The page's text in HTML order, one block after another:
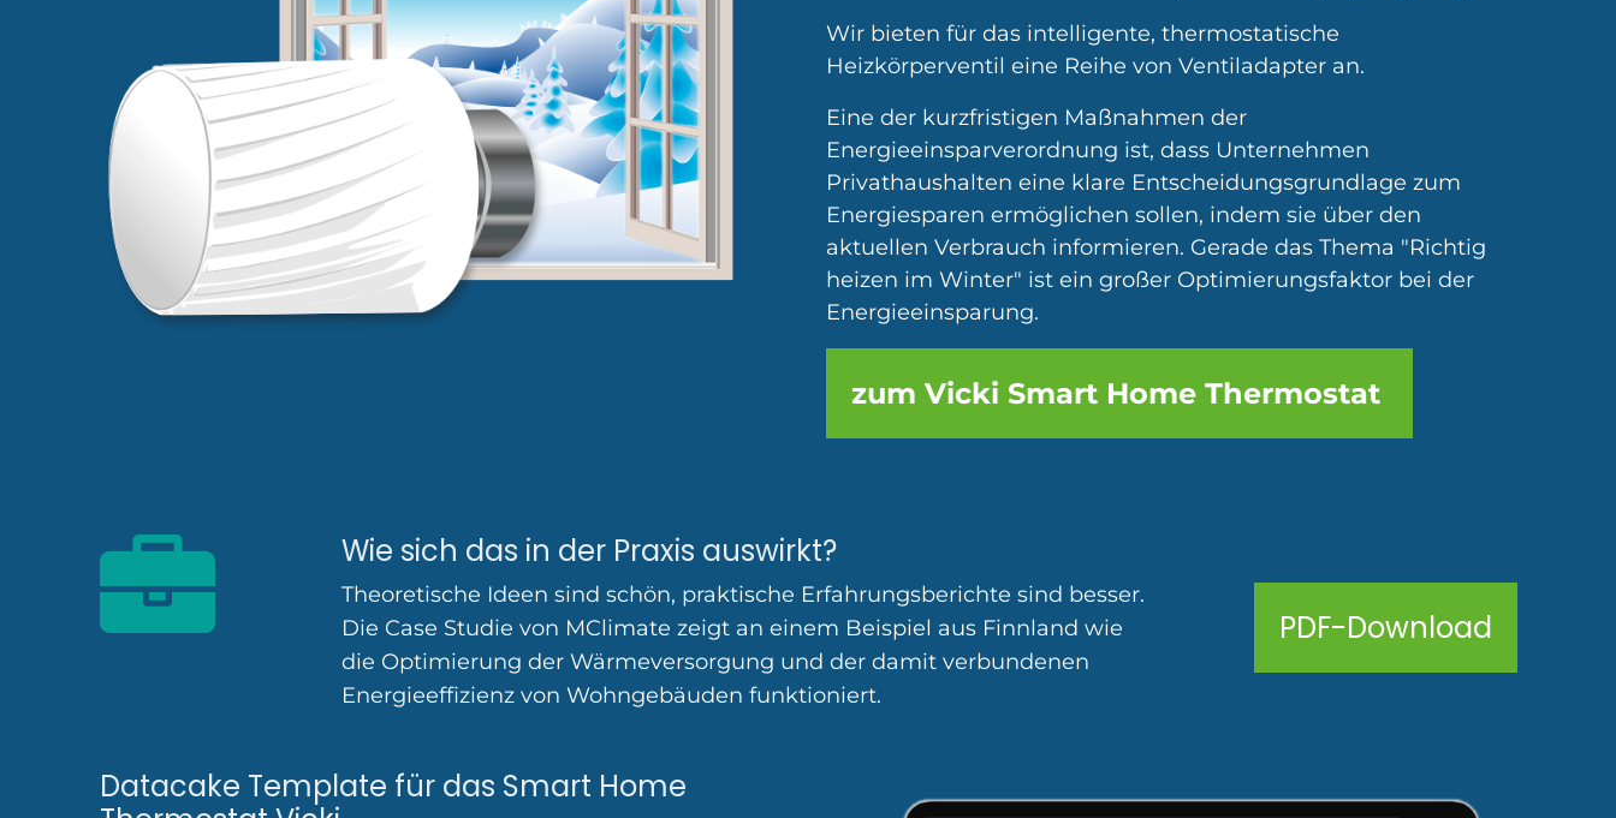
Wir bieten für das intelligente, thermostatische
Heizkörperventil eine Reihe von Ventiladapter an.
Eine der kurzfristigen Maßnahmen der
Energieeinsparverordnung ist, dass Unternehmen
Privathaushalten eine klare Entscheidungsgrundlage zum
Energiesparen ermöglichen sollen, indem sie über den
aktuellen Verbrauch informieren. Gerade das Thema "Richtig
heizen im Winter" ist ein großer Optimierungsfaktor bei der
Energieeinsparung.
zum Vicki Smart Home Thermostat
Wie sich das in der Praxis auswirkt?
Theoretische Ideen sind schön, praktische Erfahrungsberichte sind besser.
Die Case Studie von MClimate zeigt an einem Beispiel aus Finnland wie
die Optimierung der Wärmeversorgung und der damit verbundenen
Energieeffizienz von Wohngebäuden funktioniert.
PDF-Download
Datacake Template für das Smart Home